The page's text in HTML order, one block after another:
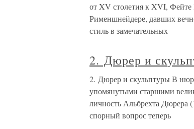
от XV столетия к XVI,
Рименшнейдере, давших
стиль в замечательных
2. Дюрер и
2. Дюрер и скульптуры В
упомянутыми старшими
личность Альбрехта Дюрера
спорный вопрос теперь